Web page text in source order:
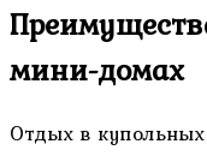
мини-домах
Отдых в